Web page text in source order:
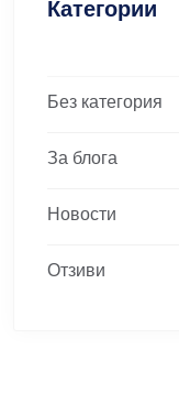
Категории
Без категория
За блога
Новости
Отзиви